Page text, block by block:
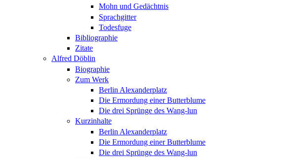
Mohn und Gedächtnis
Sprachgitter
Todesfuge
Bibliographie
Zitate
Alfred Döblin
Biographie
Zum Werk
Berlin Alexanderplatz
Die Ermordung einer Butterblume
Die drei Sprünge des Wang-lun
Kurzinhalte
Berlin Alexanderplatz
Die Ermordung einer Butterblume
Die drei Sprünge des Wang-lun